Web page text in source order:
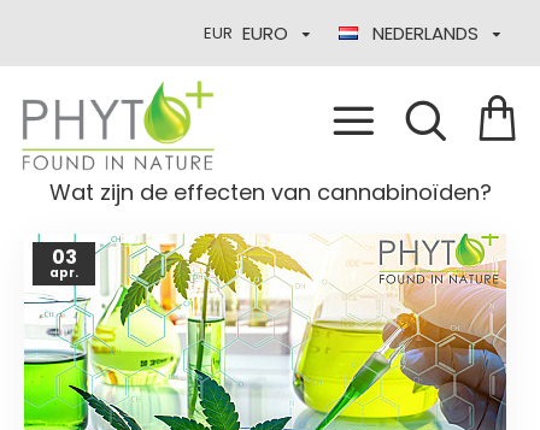
EUR EURO NEDERLANDS
Wat zijn de effecten van cannabinoïden?
03
apr.